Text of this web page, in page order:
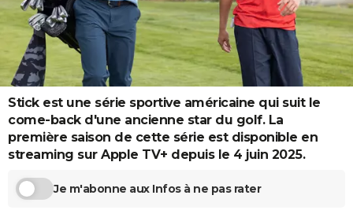
Destinations
City break
Voyage nature
Voyage de noces
Forum
Climat
PHOTO
GUIDES D'ACHAT
BONS PLANS
CARTE DE VOEUX
Carte de Noël
Carte Bonne année
Carte Saint-Valentin
Carte Pâques
Carte d'anniversaire
DICTIONNAIRE
PROGRAMME TV
Stick est une série sportive américaine qui suit le
come-back d'une ancienne star du golf. La
première saison de cette série est disponible en
streaming sur Apple TV+ depuis le 4 juin 2025.
Je m'abonne aux Infos à ne pas rater